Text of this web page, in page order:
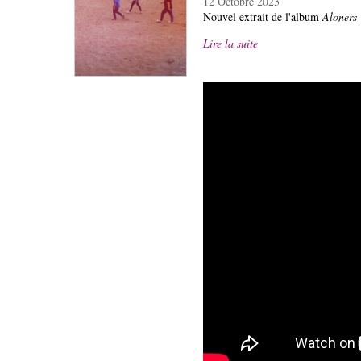
Nouvel extrait de l'albumAloners
Lire la suite